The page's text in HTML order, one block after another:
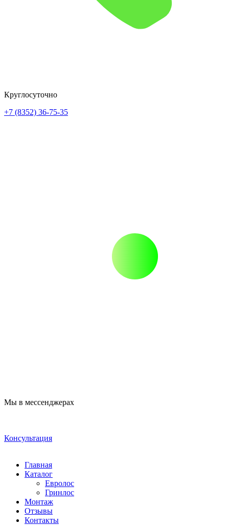
Круглосуточно
+7 (8352) 36-75-35
Мы в мессенджерах
Консультация
Главная
Каталог
Евролос
Гринлос
Монтаж
Отзывы
Контакты